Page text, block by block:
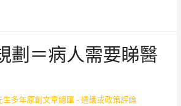
劃＝病人需要睇醫
生多年原創文章總匯 - 通識或政策評論